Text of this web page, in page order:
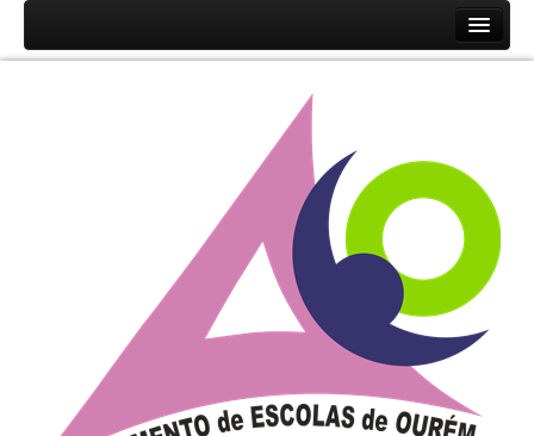
Unidades Orgânicas
Documentos
Associação de Pais e EE